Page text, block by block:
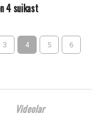
4 suikast
3 4 5 6
Videolar